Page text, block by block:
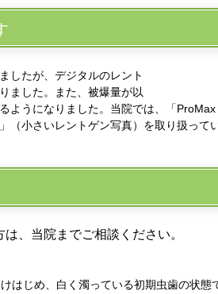
したが、デジタルのレント
ました。また、被爆量が以
ようになりました。当院では、「ProMax
小さいレントゲン写真）を取り扱ってい
、当院までご相談ください。
はじめ、白く濁っている初期虫歯の状態